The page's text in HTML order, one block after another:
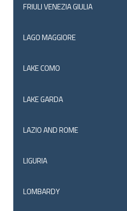
FRIULI VENEZIA GIULIA
LAGO MAGGIORE
LAKE COMO
LAKE GARDA
LAZIO AND ROME
LIGURIA
LOMBARDY